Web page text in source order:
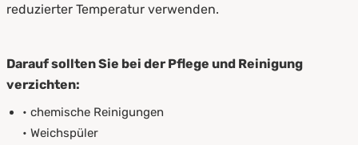
reduzierter Temperatur verwenden.
Darauf sollten Sie bei der Pflege und Reinigung
verzichten:
• chemische Reinigungen
• Weichspüler